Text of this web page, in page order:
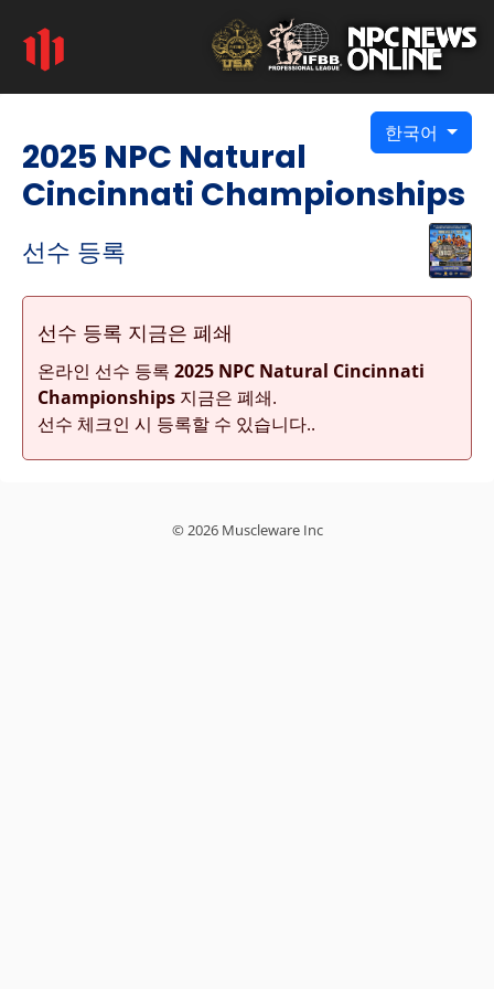
한국어
2025 NPC Natural
Cincinnati Championships
선수 등록
선수 등록 지금은 폐쇄
온라인 선수 등록 2025 NPC Natural Cincinnati
Championships지금은 폐쇄.
선수 체크인 시 등록할 수 있습니다..
© 2026 Muscleware Inc